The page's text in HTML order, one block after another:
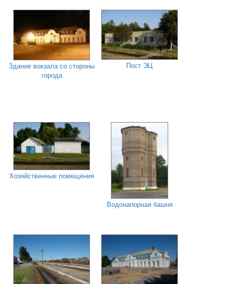
Здание вокзала со стороны
города
Пост ЭЦ
Хозяйственные помещения
Водонапорная башня